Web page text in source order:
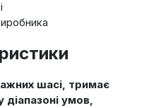
шасі, тримає
умов,